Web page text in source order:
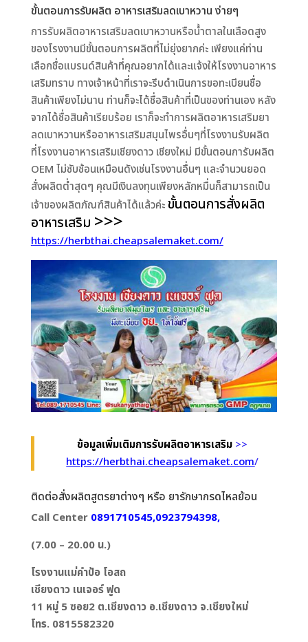
ขั้นตอนการรับผลิต อาหารเสริมลดเบาหวาน ง่ายๆ
การรับผลิตอาหารเสริมลดเบาหวานหรือน้ำตาลในเลือดสูง
ของโรงงานมีขั้นตอนการผลิตที่ไม่ยุ่งยากค่ะ เพียงแค่ท่าน
เลือกชื่อแบรนด์สินค้าที่คุณอยากได้และแจ้งให้โรงงานอาหาร
เสริมทราบ ทางเจ้าหน้าที่เราจะรีบดำเนินการขอทะเบียนชื่อ
สินค้าเพียงไม่นาน ท่านก็จะได้ชื่อสินค้าที่เป็นของท่านเอง หลัง
จากได้ชื่อสินค้าเรียบร้อย เราก็จะทำการผลิตอาหารเสริมยา
ลดเบาหวานหรืออาหารเสริมสมุนไพรอื่นๆที่โรงงานรับผลิต
ที่โรงงานอาหารเสริมเชียงดาว เชียงใหม่ มีขั้นตอนการับผลิต
OEM ไม่ซับซ้อนเหมือนดังเช่นโรงงานอื่นๆ และจำนวนยอด
สั่งผลิตต่ำสุดๆ คุณมีเงินลงทุนเพียงหลักหมื่นก็สามารถเป็น
เจ้าของผลิตภัณฑ์สินค้าได้แล้วค่ะขั้นตอนการสั่งผลิต
อาหารเสริม >>>
https://herbthai.cheapsalemaket.com/
ข้อมูลเพิ่มเติมการรับผลิตอาหารเสริม >>
https://herbthai.cheapsalemaket.com/
ติดต่อสั่งผลิตสูตรยาต่างๆ หรือ ยารักษากรดไหลย้อน
Call Center 0891710545,0923794398,
(7.00 – 20.00 น.)
โรงงานแม่คำป้อ โอสถ
เชียงดาว เนเจอร์ ฟูด
11 หมู่ 5 ซอย2 ต.เชียงดาว อ.เชียงดาว จ.เชียงใหม่
โทร. 0815582320